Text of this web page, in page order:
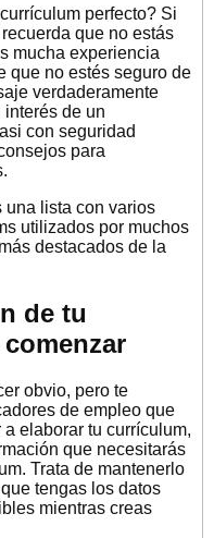
perfecto? Si
que no estás
mucha experiencia
que no estés seguro de
verdaderamente
de un
con seguridad
para
una lista con varios
utilizados por muchos
destacados de la
de tu
obvio, pero te
de empleo que
elaborar tu currículum,
que necesitarás
Trata de mantenerlo
tengas los datos
mientras creas